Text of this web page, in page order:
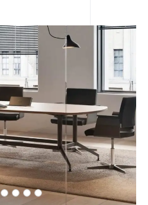
Next